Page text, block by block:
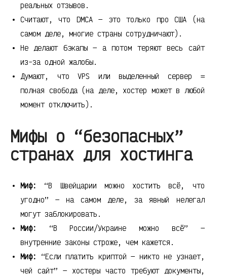
реальных отзывов.
Считают, что DMCA — это только про США (на
самом деле, многие страны сотрудничают).
Не делают бэкапы — а потом теряют весь сайт
из-за одной жалобы.
Думают, что VPS или выделенный сервер =
полная свобода (на деле, хостер может в любой
момент отключить).
Мифы о “безопасных”
странах для хостинга
Миф:
“В Швейцарии можно хостить всё, что
угодно” — на самом деле, за явный нелегал
могут заблокировать.
Миф:
“В России/Украине можно всё” —
внутренние законы строже, чем кажется.
Миф:
“Если платить криптой — никто не узнает,
чей сайт” — хостеры часто требуют документы,